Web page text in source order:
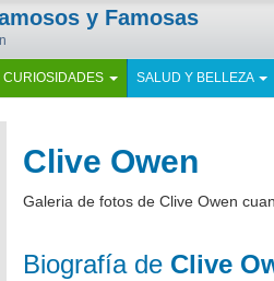
y Famosas
CURIOSIDADES SALUD Y BELLEZA
Clive Owen
Galeria de fotos de Clive Owen
Biografía de Clive